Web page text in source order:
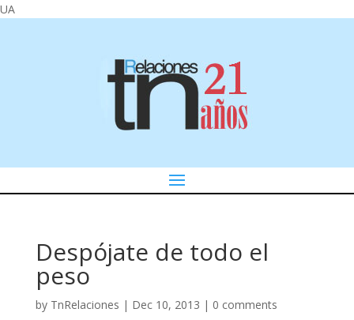
UA
Despójate de todo el
peso
by TnRelaciones | Dec 10, 2013 | 0 comments